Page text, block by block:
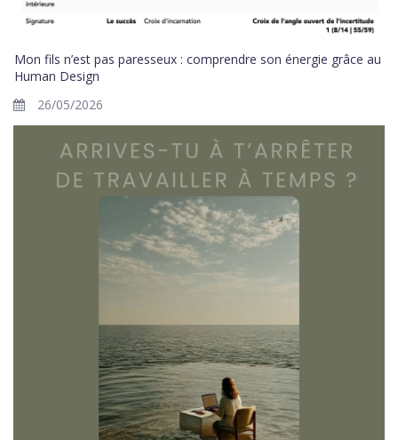
Mon fils n’est pas paresseux : comprendre son énergie grâce au
Human Design
26/05/2026